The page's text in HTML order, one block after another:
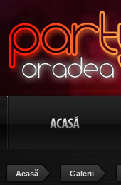
Acasă Galerii